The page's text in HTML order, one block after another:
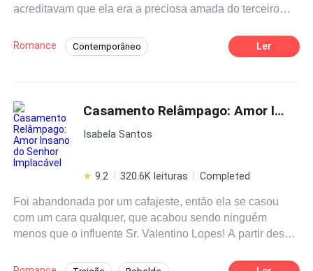
acreditavam que ela era a preciosa amada do terceiro
sagrada.No entanto, só a própria Liliane sabia que ela
era apenas uma substituta da verdadeira amada daquele
descartável.Liliane ficou desiludida e, com o feto em seu
ventre, decidiu partir para longe.Mas aí, o homem
enlouqueceu. Ele jamais teria imaginado que a amada
que ele procurou por mais de uma década era, na
verdade, a mulher que esteve casada com ele o tempo
Romance Contemporâneo Ler
Casamento Relâmpago: Amor Insano do Senhor Implacável
Isabela Santos
9.2 320.6K leituras Completed
Foi abandonada por um cafajeste, então ela se casou
com um cara qualquer, que acabou sendo ninguém
menos que o influente Sr. Valentino Lopes! A partir desse
por aí que o Sr. Valentino não se interessava por